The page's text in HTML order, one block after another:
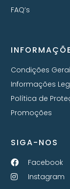
FAQ’s
Condições
Informações
Política de
Promoções
SIGA-NOS
Facebook
Instagram